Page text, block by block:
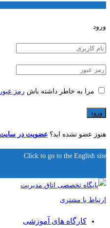
ورود
مرا به خاطر داشته باش رمز
هنوز عضو نشده اید؟ عضویت در سایت
Click to go to the English site
کارگاه های آموزشی